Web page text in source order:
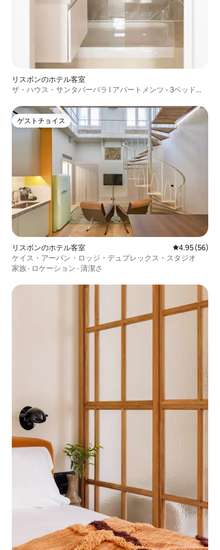
リスボンのホテル客室
ザ・ハウス・サンタバーバラ I アパートメンツ - 3ベッド
ゲストチョイス
ゲストチョイス
リスボンのホテル客室 レビュー56
4.95 (56)
ケイス・アーバン・ロッジ・デュプレックス・スタジオ
家族 · ロケーション · 清潔さ